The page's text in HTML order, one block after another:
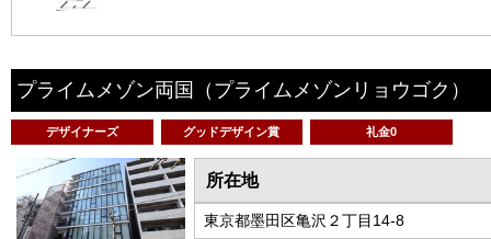
プライムメゾン両国 （プライムメゾンリョウゴク）
デザイナーズ グッドデザイン賞 礼金0
所在地
東京都墨田区亀沢２丁目14-8